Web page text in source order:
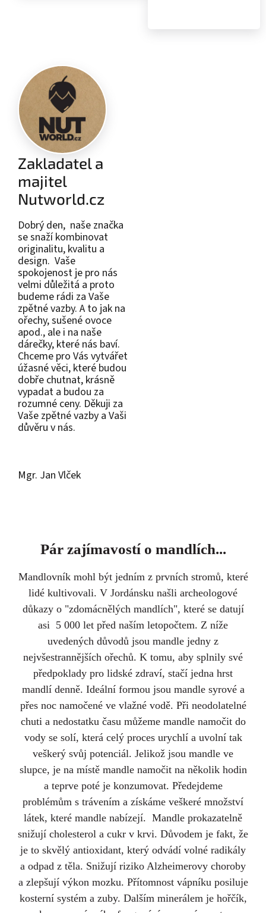
Zakladatel a
majitel
Nutworld.cz
Dobrý den, naše značka
se snaží kombinovat
originalitu, kvalitu a
design. Vaše
spokojenost je pro nás
velmi důležitá a proto
budeme rádi za Vaše
zpětné vazby. A to jak na
ořechy, sušené ovoce
apod., ale i na naše
dárečky, které nás baví.
Chceme pro Vás vytvářet
úžasné věci, které budou
dobře chutnat, krásně
vypadat a budou za
rozumné ceny. Děkuji za
Vaše zpětné vazby a Vaši
důvěru v nás.
Mgr. Jan Vlček
Pár zajímavostí o mandlích...
Mandlovník mohl být jedním z prvních stromů, které
lidé kultivovali. V Jordánsku našli archeologové
důkazy o "zdomácnělých mandlích", které se datují
asi 5 000 let před naším letopočtem. Z níže
uvedených důvodů jsou mandle jedny z
nejvšestrannějších ořechů. K tomu, aby splnily své
předpoklady pro lidské zdraví, stačí jedna hrst
mandlí denně. Ideální formou jsou mandle syrové a
přes noc namočené ve vlažné vodě. Při neodolatelné
chuti a nedostatku času můžeme mandle namočit do
vody se solí, která celý proces urychlí a uvolní tak
veškerý svůj potenciál. Jelikož jsou mandle ve
slupce, je na místě mandle namočit na několik hodin
a teprve poté je konzumovat. Předejdeme
problémům s trávením a získáme veškeré množství
látek, které mandle nabízejí. Mandle prokazatelně
snižují cholesterol a cukr v krvi. Důvodem je fakt, že
je to skvělý antioxidant, který odvádí volné radikály
a odpad z těla. Snižují riziko Alzheimerovy choroby
a zlepšují výkon mozku. Přítomnost vápníku posiluje
kosterní systém a zuby. Dalším minerálem je hořčík,